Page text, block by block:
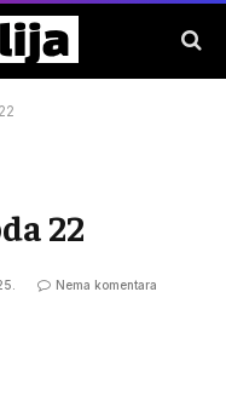
22
Nema komentara